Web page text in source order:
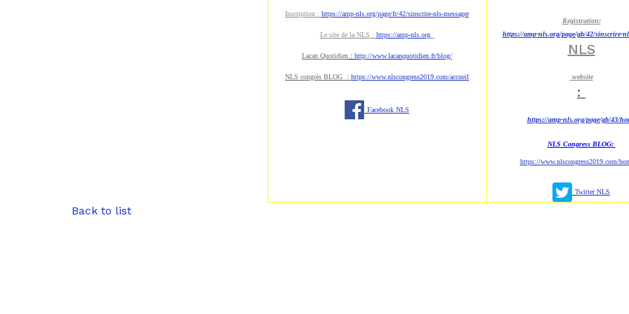
Inscription : https://amp-nls.org/page/fr/42/sinscrire-nls-messager
Le site de la NLS : https://amp-nls.org
Lacan Quotidien : http://www.lacanquotidien.fr/blog/
NLS congrès BLOG : https://www.nlscongress2019.com/accueil
Facebook NLS
Registration:
https://amp-nls.org/page/gb/42/sinscrire-
NLS
website
:
https://amp-nls.org/page/gb/43/
NLS Congress BLOG:
https://www.nlscongress2019.com/
Twitter NLS
Back to list